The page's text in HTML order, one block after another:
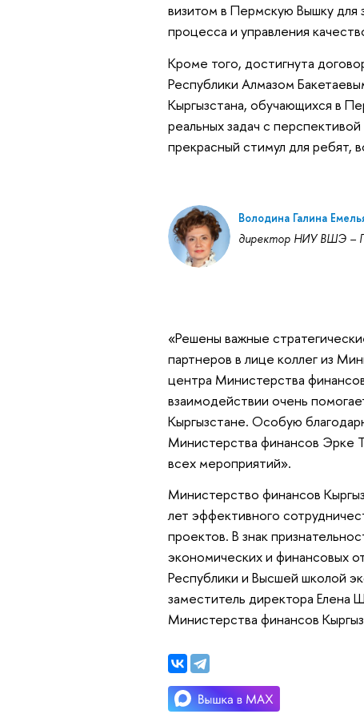
визитом в Пермскую Вышку для
процесса и управления
Кроме того, достигнута
Республики Алмазом
Кыргызстана, обучающихся в
реальных задач с
прекрасный стимул для ребят,
Володина Галина
директор НИУ ВШЭ –
«Решены важные
партнеров в лице коллег из
центра Министерства
взаимодействии очень
Кыргызстане. Особую
Министерства финансов Эрке
всех мероприятий».
Министерство финансов
лет эффективного
проектов. В знак
экономических и финансовых
Республики и Высшей школой
заместитель директора
Министерства финансов